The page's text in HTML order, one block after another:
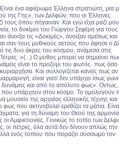
ένα αφιέρωμα Έλληνα στρατιώτη, μια
της Γης», των Δελφών, που οι Έλληνες
τους όπου πήγαιναν. Και εγώ είχα μαζί
το δοκίμιο του Γιώργου Σεφέρη για τους
άνοιξα τις «Δοκιμές», άνοιξαν αμέσως και
σαν τους μυθικούς αετούς που άφησε ο
τις δυο άκρες του κόσμου, ανάμεσα στις
«(...) Ο μύθος μπορεί να σημαίνει
είναι το προζύμι του φωτός· πως όσο
Και συλλογίζεται κανείς πως
είναι γιατί δεν υπάρχει ίσως
και από το απόλυτο φως». Οντως,
που υπάρχουν στον κόσμο. Το ομολογούν
μουσείο της αρχαίας ελληνικής τέχνης και
που ακτινοβολεί ερεθίζει τα μάτια.
για τη δύναμη του Θεού της
Αμφικτιονίες. Γενικώς το τοπίο των
οι πέτρες, όλα αυτά δεν δίνουν απλώς την
ενός τοπίου που πειράζει σύσσωμο τον